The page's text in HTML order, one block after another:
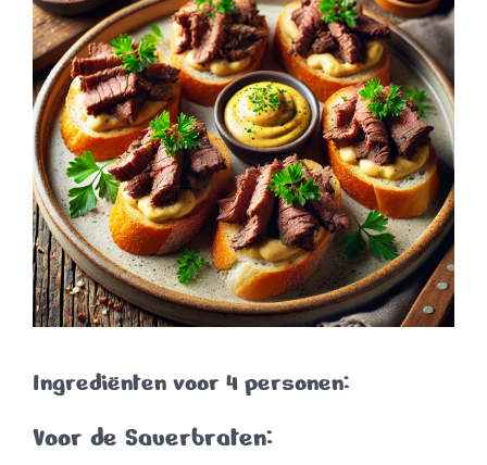
Ingrediënten voor 4 personen:
Voor de Sauerbraten: